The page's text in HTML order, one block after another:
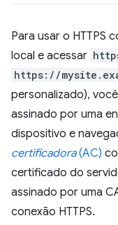
Para usar o HTTPS
local e acessar
https://
personalizado),
assinado por uma
dispositivo e
certificadora(AC)
certificado do
assinado por uma
conexão HTTPS.